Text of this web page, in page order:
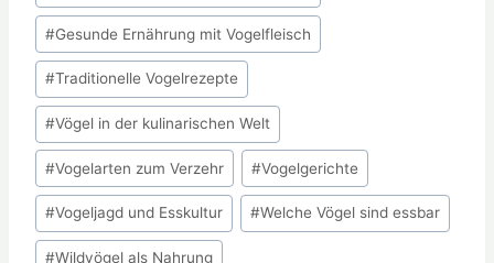
#Gesunde Ernährung mit Vogelfleisch
#Traditionelle Vogelrezepte
#Vögel in der kulinarischen Welt
#Vogelarten zum Verzehr #Vogelgerichte
#Vogeljagd und Esskultur #Welche Vögel sind essbar
#Wildvögel als Nahrung